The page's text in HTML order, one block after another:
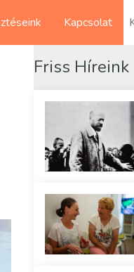
Kapcsolat
Friss Híreink